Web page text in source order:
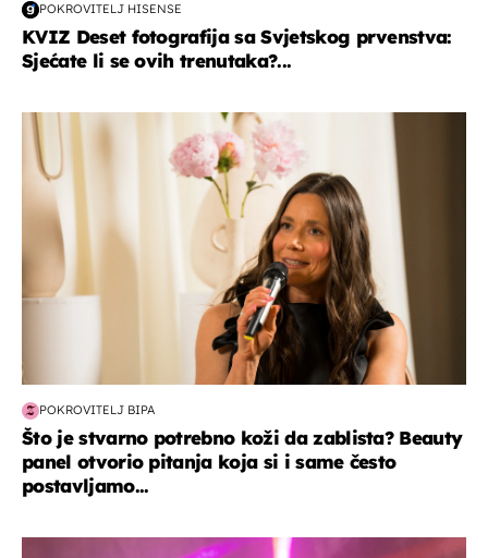
POKROVITELJ HISENSE
KVIZ Deset fotografija sa Svjetskog prvenstva:
Sjećate li se ovih trenutaka?...
moda & ljepota
POKROVITELJ BIPA
Što je stvarno potrebno koži da zablista? Beauty
panel otvorio pitanja koja si i same često
postavljamo...